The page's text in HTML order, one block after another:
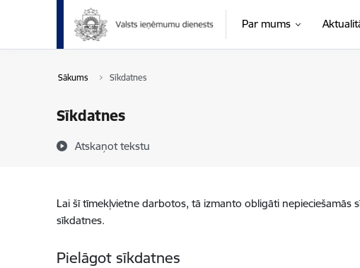
Pāriet uz lapas saturu
Par mums
Sākums Sīkdatnes
Sīkdatnes
Atskaņot tekstu
Lai šī tīmekļvietne darbotos, tā izmanto obligāti
sīkdatnes.
Pielāgot sīkdatnes